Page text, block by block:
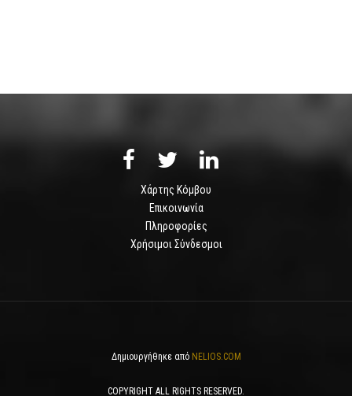
Χάρτης Κόμβου
Επικοινωνία
Πληροφορίες
Χρήσιμοι Σύνδεσμοι
Δημιουργήθηκε από NELIOS.COM
COPYRIGHT ALL RIGHTS RESERVED.